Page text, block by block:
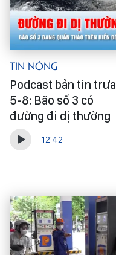
Tin Nóng
Podcast bản tin trưa
5-8: Bão số 3 có
đường đi dị thường
12:42